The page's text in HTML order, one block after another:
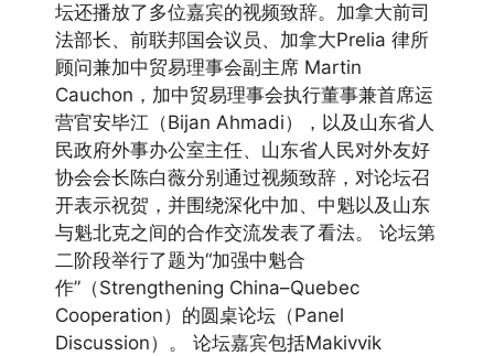
坛还播放了多位嘉宾的视频致辞。加拿大前司
法部长、前联邦国会议员、加拿大Prelia 律所
顾问兼加中贸易理事会副主席 Martin
Cauchon，加中贸易理事会执行董事兼首席运
营官安毕江（Bijan Ahmadi），以及山东省人
民政府外事办公室主任、山东省人民对外友好
协会会长陈白薇分别通过视频致辞，对论坛召
开表示祝贺，并围绕深化中加、中魁以及山东
与魁北克之间的合作交流发表了看法。 论坛第
二阶段举行了题为“加强中魁合
作”（Strengthening China–Quebec
Cooperation）的圆桌论坛（Panel
Discussion）。 论坛嘉宾包括Makivvik